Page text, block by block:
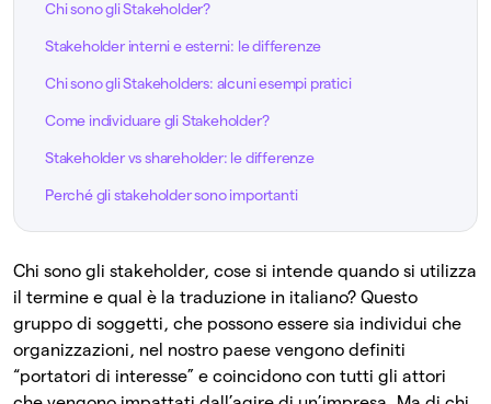
Chi sono gli Stakeholder?
Stakeholder interni e esterni: le differenze
Chi sono gli Stakeholders: alcuni esempi pratici
Come individuare gli Stakeholder?
Stakeholder vs shareholder: le differenze
Perché gli stakeholder sono importanti
Chi sono gli stakeholder, cose si intende quando si utilizza
il termine e qual è la traduzione in italiano? Questo
gruppo di soggetti, che possono essere sia individui che
organizzazioni, nel nostro paese vengono definiti
“portatori di interesse” e coincidono con tutti gli attori